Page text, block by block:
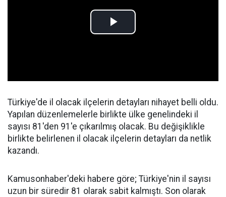
Türkiye'de il olacak ilçelerin detayları nihayet belli oldu.
Yapılan düzenlemelerle birlikte ülke genelindeki il
sayısı 81'den 91'e çıkarılmış olacak. Bu değişiklikle
birlikte belirlenen il olacak ilçelerin detayları da netlik
kazandı.
Kamusonhaber'deki habere göre; Türkiye'nin il sayısı
uzun bir süredir 81 olarak sabit kalmıştı. Son olarak